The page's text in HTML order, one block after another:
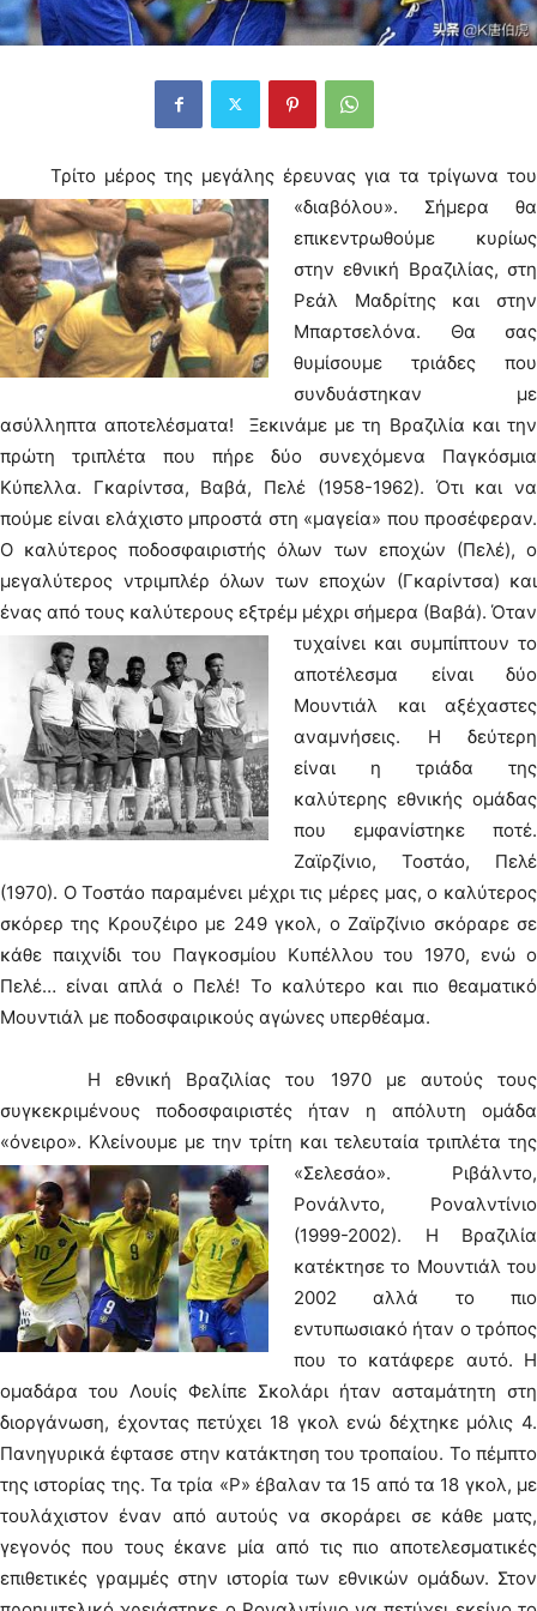
Τρίτο μέρος της μεγάλης έρευνας για τα τρίγωνα του
«διαβόλου». Σήμερα θα
επικεντρωθούμε κυρίως
στην εθνική Βραζιλίας, στη
Ρεάλ Μαδρίτης και στην
Μπαρτσελόνα. Θα σας
θυμίσουμε τριάδες που
συνδυάστηκαν με
ασύλληπτα αποτελέσματα! Ξεκινάμε με τη Βραζιλία και την
πρώτη τριπλέτα που πήρε δύο συνεχόμενα Παγκόσμια
Κύπελλα. Γκαρίντσα, Βαβά, Πελέ (1958-1962). Ότι και να
πούμε είναι ελάχιστο μπροστά στη «μαγεία» που προσέφεραν.
Ο καλύτερος ποδοσφαιριστής όλων των εποχών (Πελέ), ο
μεγαλύτερος ντριμπλέρ όλων των εποχών (Γκαρίντσα) και
ένας από τους καλύτερους εξτρέμ μέχρι σήμερα (Βαβά). Όταν
τυχαίνει και συμπίπτουν το
αποτέλεσμα είναι δύο
Μουντιάλ και αξέχαστες
αναμνήσεις. Η δεύτερη
είναι η τριάδα της
καλύτερης εθνικής ομάδας
που εμφανίστηκε ποτέ.
Ζαϊρζίνιο, Τοστάο, Πελέ
(1970). Ο Τοστάο παραμένει μέχρι τις μέρες μας, ο καλύτερος
σκόρερ της Κρουζέιρο με 249 γκολ, ο Ζαϊρζίνιο σκόραρε σε
κάθε παιχνίδι του Παγκοσμίου Κυπέλλου του 1970, ενώ ο
Πελέ… είναι απλά ο Πελέ! Το καλύτερο και πιο θεαματικό
Μουντιάλ με ποδοσφαιρικούς αγώνες υπερθέαμα.
Η εθνική Βραζιλίας του 1970 με αυτούς τους
συγκεκριμένους ποδοσφαιριστές ήταν η απόλυτη ομάδα
«όνειρο». Κλείνουμε με την τρίτη και τελευταία τριπλέτα της
«Σελεσάο». Ριβάλντο,
Ρονάλντο, Ροναλντίνιο
(1999-2002). Η Βραζιλία
κατέκτησε το Μουντιάλ του
2002 αλλά το πιο
εντυπωσιακό ήταν ο τρόπος
που το κατάφερε αυτό. Η
ομαδάρα του Λουίς Φελίπε Σκολάρι ήταν ασταμάτητη στη
διοργάνωση, έχοντας πετύχει 18 γκολ ενώ δέχτηκε μόλις 4.
Πανηγυρικά έφτασε στην κατάκτηση του τροπαίου. Το πέμπτο
της ιστορίας της. Τα τρία «Ρ» έβαλαν τα 15 από τα 18 γκολ, με
τουλάχιστον έναν από αυτούς να σκοράρει σε κάθε ματς,
γεγονός που τους έκανε μία από τις πιο αποτελεσματικές
επιθετικές γραμμές στην ιστορία των εθνικών ομάδων. Στον